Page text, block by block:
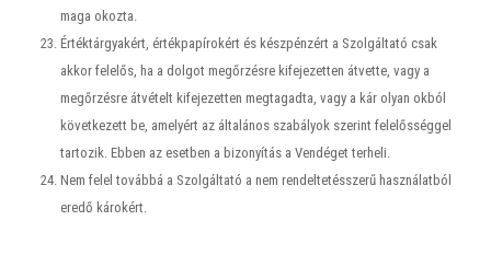
maga okozta.
Értéktárgyakért, értékpapírokért és készpénzért a Szolgáltató csak
akkor felelős, ha a dolgot megőrzésre kifejezetten átvette, vagy a
megőrzésre átvételt kifejezetten megtagadta, vagy a kár olyan okból
következett be, amelyért az általános szabályok szerint felelősséggel
tartozik. Ebben az esetben a bizonyítás a Vendéget terheli.
Nem felel továbbá a Szolgáltató a nem rendeltetésszerű használatból
eredő károkért.